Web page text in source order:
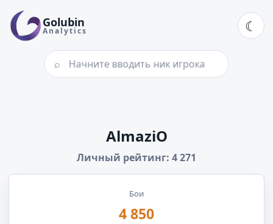
Golubin
Analytics ☾
Поиск игрока по нику
⌕
Статистика игрока
AlmaziO
Личный рейтинг: 4 271
Бои
4 850